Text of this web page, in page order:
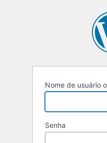
Nome de usuário
Senha